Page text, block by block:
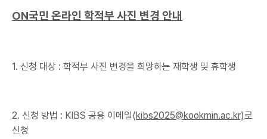
ON국민 온라인 학적부 사진 변경 안내
1. 신청 대상 : 학적부 사진 변경을 희망하는 재학생 및 휴학생
2. 신청 방법 : KIBS 공용 이메일(kibs2025@kookmin.ac.kr)로
신청